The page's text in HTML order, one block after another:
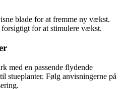
blade for at fremme ny vækst.
for at stimulere vækst.
med en passende flydende
stueplanter. Følg anvisningerne på